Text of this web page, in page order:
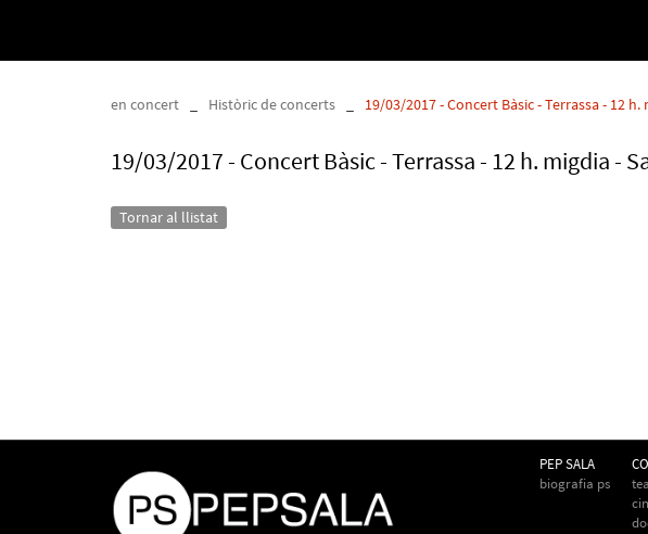
en concert Històric de concerts 19/03/2017 - Concert Bàsic - Terrassa - 12
19/03/2017 - Concert Bàsic - Terrassa - 12 h. migdia -
Tornar al llistat
PEP SALA
biografia ps